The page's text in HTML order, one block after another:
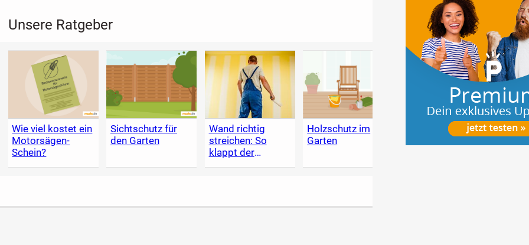
Unsere Ratgeber
Wie viel kostet ein
Motorsägen-
Schein?
Sichtschutz für
den Garten
Wand richtig
streichen: So
klappt der
Anstrich
Holzschutz im
Garten
Heimwerker-
Der